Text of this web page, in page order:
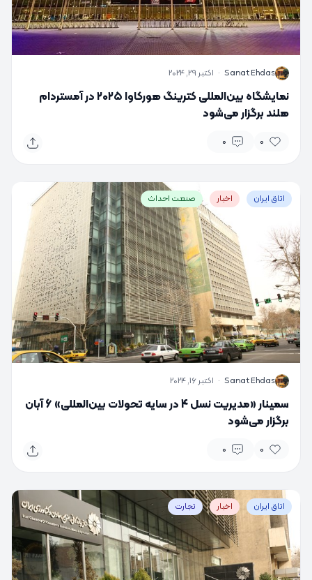
S
Sanat Ehdas
· اکتبر 29, 2024
نمایشگاه بین‌المللی کترینگ هورکاوا ۲۰۲۵ در آمستردام
هلند برگزار می‌شود
0
0
اتاق ایران اخبار صنعت احداث
S
Sanat Ehdas
· اکتبر 16, 2024
سمینار «مدیریت نسل 4 در سایه تحولات بین‌المللی» 6 آبان
برگزار می‌شود
0
0
اتاق ایران اخبار تجارت